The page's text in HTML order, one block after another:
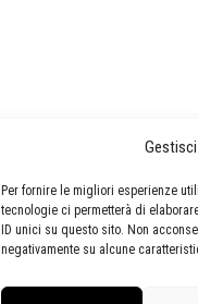
Per fornire le migliori esperienze
tecnologie ci permetterà di
ID unici su questo sito. Non
negativamente su alcune